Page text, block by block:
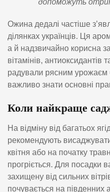
Ожина дедалі частіше
ділянках українців. Ця
а й надзвичайно корисна
вітамінів, антиоксидантів
радували рясним урожаєм
важливо знати основні
Коли найкраще
На відміну від багатьох
рекомендують
квітня або на початку
прогріється. Для посадки
захищену від сильних
почувається на південних